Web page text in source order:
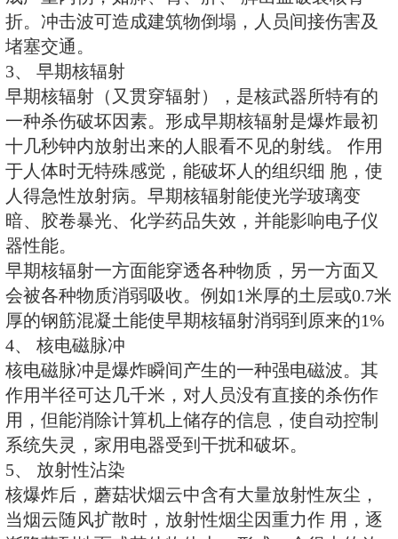
时间。
1、 光辐射
光辐射（又称热辐射），是爆炸时
火球辐射出来的强光和热。具有大
照射无隐蔽人员会造成烧伤。如果
炸的火球，会造成眼底烧伤。在爆
员吸入被光辐射加热的空气， 会
伤。光辐射能引起大面积火灾，烧
造成人员的间接烧伤。
2、 冲击波
冲击波是核爆炸时产生的高速高压
员、物体能够造成挤压、抛掷作用
成严重内伤，如肺、胃、肝、 脾
折。冲击波可造成建筑物倒塌，人
堵塞交通。